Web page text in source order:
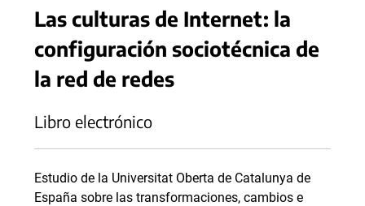
Las culturas de Internet: la
configuración sociotécnica de
la red de redes
Libro electrónico
Estudio de la Universitat Oberta de Catalunya de
España sobre las transformaciones, cambios e